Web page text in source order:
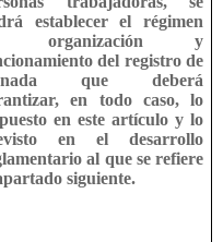
establecer el régimen
organización y
del registro de
que deberá
en todo caso, lo
en este artículo y lo
en el desarrollo
al que se refiere
siguiente.